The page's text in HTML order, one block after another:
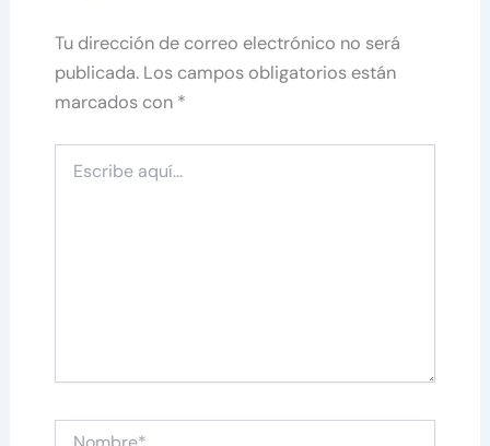
Tu dirección de correo electrónico no será
publicada. Los campos obligatorios están
marcados con *
aquí...